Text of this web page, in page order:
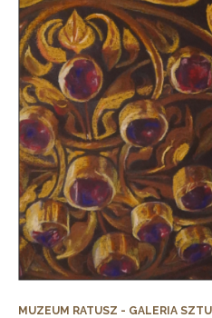
MUZEUM RATUSZ - GALERIA